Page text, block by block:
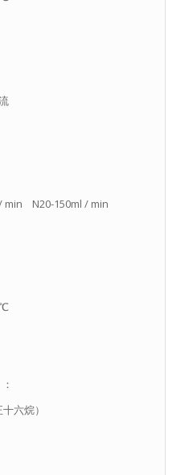
min N20-150ml / min
六烷）